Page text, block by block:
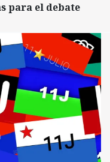
para el debate